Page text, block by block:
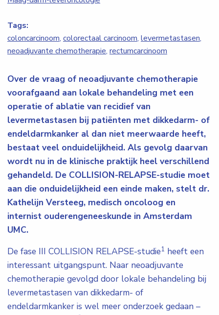
Over de vraag of neoadjuvante chemotherapie
voorafgaand aan lokale behandeling met een
operatie of ablatie van recidief van
levermetastasen bij patiënten met dikkedarm- of
endeldarmkanker al dan niet meerwaarde heeft,
bestaat veel onduidelijkheid. Als gevolg daarvan
wordt nu in de klinische praktijk heel verschillend
gehandeld. De COLLISION-RELAPSE-studie moet
aan die onduidelijkheid een einde maken, stelt dr.
Kathelijn Versteeg, medisch oncoloog en
internist ouderengeneeskunde in Amsterdam
UMC.
De fase III COLLISION RELAPSE-studie1 heeft een
interessant uitgangspunt. Naar neoadjuvante
chemotherapie gevolgd door lokale behandeling bij
levermetastasen van dikkedarm- of
endeldarmkanker is wel meer onderzoek gedaan –
Tags:
coloncarcinoom, colorectaal carcinoom, levermetastasen,
neoadjuvante chemotherapie, rectumcarcinoom